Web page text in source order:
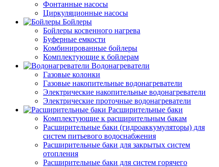
Фонтанные насосы
Циркуляционные насосы
Бойлеры
Бойлеры косвенного нагрева
Буферные емкости
Комбинированные бойлеры
Комплектующие к бойлерам
Водонагреватели
Газовые колонки
Газовые накопительные водонагреватели
Электрические накопительные водонагреватели
Электрические проточные водонагреватели
Расширительные баки
Комплектующие к расширительным бакам
Расширительные баки (гидроаккумуляторы) для
систем питьевого водоснабжения
Расширительные баки для закрытых систем
отопления
Расширительные баки для систем горячего